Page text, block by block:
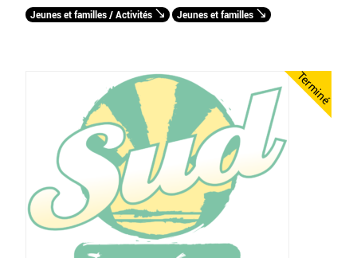
Jeunes et familles / Activités Jeunes et familles
Terminé